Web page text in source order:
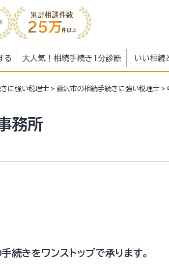
累計相談件数
25万件以上
る 大人気！相続手続き1分診断 いい相続
に強い税理士 藤沢市の相続手続きに強い税理士
務所
続きをワンストップで承ります。